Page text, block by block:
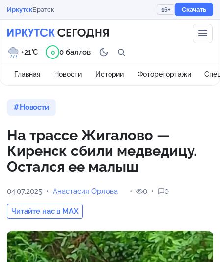
ИркутскБратск 16+ Скачать
Главная Новости Истории Фоторепортажи
+21°C 0 0 баллов
Новости
На трассе Жигалово —
Киренск сбили медведицу.
Остался ее малыш
04.07.2025 Анастасия Орлова
Читайте нас в MAX
0 0